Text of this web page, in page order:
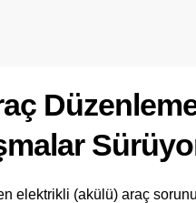
elektrikli (akülü) araç